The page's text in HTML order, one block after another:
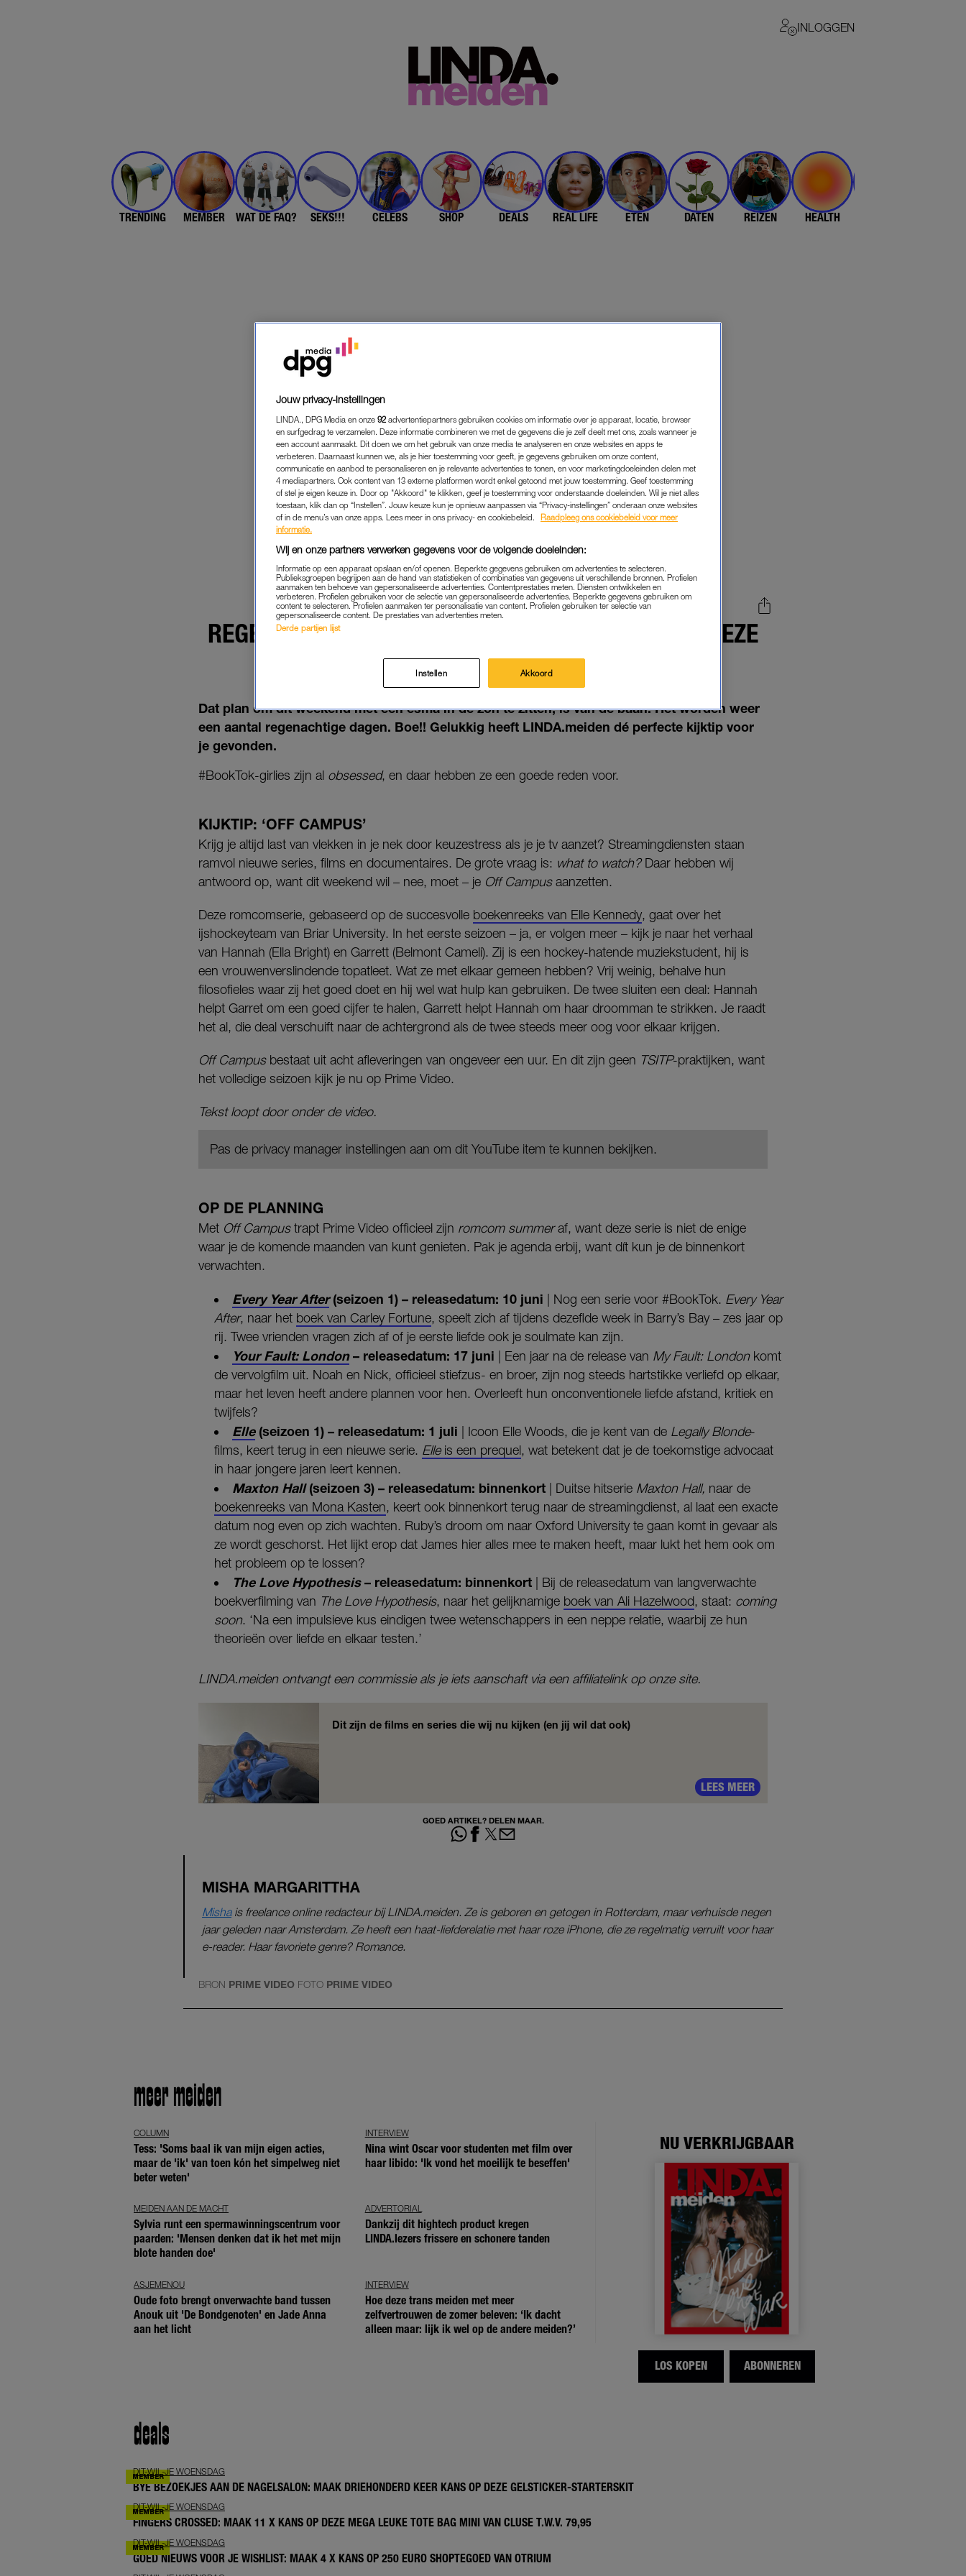
INLOGGEN
TRENDING MEMBER WAT DE FAQ? SEKS!!! CELEBS SHOP DEALS REAL LIFE ETEN DATEN REIZEN HEALTH
REGENACHTIG WEEKEND OP KOMST, MAAR MET DEZE
ROMCOMSERIE KOM JE DE TIJD WEL DOOR
TRENDING|MEIDEN TIPS
16-05-2026 MISHA MARGARITTHA
Dat plan om dit weekend met een esma in de zon te zitten, is van de baan. Het worden weer
een aantal regenachtige dagen. Boe!! Gelukkig heeft LINDA.meiden dé perfecte kijktip voor
je gevonden.
#BookTok-girlies zijn al obsessed, en daar hebben ze een goede reden voor.
KIJKTIP: ‘OFF CAMPUS’
Krijg je altijd last van vlekken in je nek door keuzestress als je je tv aanzet? Streamingdiensten staan
ramvol nieuwe series, films en documentaires. De grote vraag is: what to watch?Daar hebben wij
antwoord op, want dit weekend wil – nee, moet – je Off Campusaanzetten.
Deze romcomserie, gebaseerd op de succesvolle boekenreeks van Elle Kennedy, gaat over het
ijshockeyteam van Briar University. In het eerste seizoen – ja, er volgen meer – kijk je naar het verhaal
van Hannah (Ella Bright) en Garrett (Belmont Cameli). Zij is een hockey-hatende muziekstudent, hij is
een vrouwenverslindende topatleet. Wat ze met elkaar gemeen hebben? Vrij weinig, behalve hun
filosofieles waar zij het goed doet en hij wel wat hulp kan gebruiken. De twee sluiten een deal: Hannah
helpt Garret om een goed cijfer te halen, Garrett helpt Hannah om haar droomman te strikken. Je raadt
het al, die deal verschuift naar de achtergrond als de twee steeds meer oog voor elkaar krijgen.
Off Campusbestaat uit acht afleveringen van ongeveer een uur. En dit zijn geen TSITP-praktijken, want
het volledige seizoen kijk je nu op Prime Video.
Tekst loopt door onder de video.
Pas de privacy manager instellingen aan om dit YouTube item te kunnen bekijken.
OP DE PLANNING
Met Off Campustrapt Prime Video officieel zijn romcom summeraf, want deze serie is niet de enige
waar je de komende maanden van kunt genieten. Pak je agenda erbij, want dít kun je de binnenkort
verwachten.
Every Year After(seizoen 1) – releasedatum: 10 juni | Nog een serie voor #BookTok. Every Year
After, naar het boek van Carley Fortune, speelt zich af tijdens dezeflde week in Barry’s Bay – zes jaar op
rij. Twee vrienden vragen zich af of je eerste liefde ook je soulmate kan zijn.
Your Fault: London– releasedatum: 17 juni | Een jaar na de release van My Fault: Londonkomt
de vervolgfilm uit. Noah en Nick, officieel stiefzus- en broer, zijn nog steeds hartstikke verliefd op elkaar,
maar het leven heeft andere plannen voor hen. Overleeft hun onconventionele liefde afstand, kritiek en
twijfels?
Elle(seizoen 1) – releasedatum: 1 juli | Icoon Elle Woods, die je kent van de Legally Blonde-
films, keert terug in een nieuwe serie. Elleis een prequel, wat betekent dat je de toekomstige advocaat
in haar jongere jaren leert kennen.
Maxton Hall(seizoen 3) – releasedatum: binnenkort | Duitse hitserie Maxton Hall, naar de
boekenreeks van Mona Kasten, keert ook binnenkort terug naar de streamingdienst, al laat een exacte
datum nog even op zich wachten. Ruby’s droom om naar Oxford University te gaan komt in gevaar als
ze wordt geschorst. Het lijkt erop dat James hier alles mee te maken heeft, maar lukt het hem ook om
het probleem op te lossen?
The Love Hypothesis– releasedatum: binnenkort | Bij de releasedatum van langverwachte
boekverfilming van The Love Hypothesis, naar het gelijknamige boek van Ali Hazelwood, staat: coming
soon. ‘Na een impulsieve kus eindigen twee wetenschappers in een neppe relatie, waarbij ze hun
theorieën over liefde en elkaar testen.’
LINDA.meiden ontvangt een commissie als je iets aanschaft via een affiliatelink op onze site.
Dit zijn de films en series die wij nu kijken (en jij wil dat ook)
LEES MEER
GOED ARTIKEL? DELEN MAAR.
MISHA MARGARITTHA
Mishais freelance online redacteur bij LINDA.meiden. Ze is geboren en getogen in Rotterdam, maar verhuisde negen
jaar geleden naar Amsterdam. Ze heeft een haat-liefderelatie met haar roze iPhone, die ze regelmatig verruilt voor haar
e-reader. Haar favoriete genre? Romance.
BRON PRIME VIDEO FOTO PRIME VIDEO
meer meiden
COLUMN
Tess: 'Soms baal ik van mijn eigen acties,
maar de 'ik' van toen kón het simpelweg niet
beter weten'
INTERVIEW
Nina wint Oscar voor studenten met film over
haar libido: 'Ik vond het moeilijk te beseffen'
MEIDEN AAN DE MACHT
Sylvia runt een spermawinningscentrum voor
paarden: 'Mensen denken dat ik het met mijn
blote handen doe'
ADVERTORIAL
Dankzij dit hightech product kregen
LINDA.lezers frissere en schonere tanden
ASJEMENOU
Oude foto brengt onverwachte band tussen
Anouk uit 'De Bondgenoten' en Jade Anna
aan het licht
INTERVIEW
Hoe deze trans meiden met meer
zelfvertrouwen de zomer beleven: ‘Ik dacht
alleen maar: lijk ik wel op de andere meiden?’
NU VERKRIJGBAAR
LOS KOPEN ABONNEREN
deals
DIT-WIL-JE WOENSDAG
BYE BEZOEKJES AAN DE NAGELSALON: MAAK DRIEHONDERD KEER KANS OP DEZE GELSTICKER-STARTERSKIT
DIT-WIL-JE WOENSDAG
FINGERS CROSSED: MAAK 11 X KANS OP DEZE MEGA LEUKE TOTE BAG MINI VAN CLUSE T.W.V. 79,95
DIT-WIL-JE WOENSDAG
GOED NIEUWS VOOR JE WISHLIST: MAAK 4 X KANS OP 250 EURO SHOPTEGOED VAN OTRIUM
Jouw privacy-instellingen
LINDA., DPG Media en onze 92 advertentiepartners gebruiken cookies om informatie over je apparaat, locatie, browser
en surfgedrag te verzamelen. Deze informatie combineren we met de gegevens die je zelf deelt met ons, zoals wanneer je
een account aanmaakt. Dit doen we om het gebruik van onze media te analyseren en onze websites en apps te
verbeteren. Daarnaast kunnen we, als je hier toestemming voor geeft, je gegevens gebruiken om onze content,
communicatie en aanbod te personaliseren en je relevante advertenties te tonen, en voor marketingdoeleinden delen met
4 mediapartners. Ook content van 13 externe platformen wordt enkel getoond met jouw toestemming. Geef toestemming
of stel je eigen keuze in. Door op "Akkoord" te klikken, geef je toestemming voor onderstaande doeleinden. Wil je niet alles
toestaan, klik dan op “Instellen”. Jouw keuze kun je opnieuw aanpassen via “Privacy-instellingen” onderaan onze websites
of in de menu’s van onze apps. Lees meer in ons privacy- en cookiebeleid.
Raadpleeg ons cookiebeleid voor meer
informatie.
Wij en onze partners verwerken gegevens voor de volgende doeleinden:
Informatie op een apparaat opslaan en/of openen. Beperkte gegevens gebruiken om advertenties te selecteren.
Publieksgroepen begrijpen aan de hand van statistieken of combinaties van gegevens uit verschillende bronnen. Profielen
aanmaken ten behoeve van gepersonaliseerde advertenties. Contentprestaties meten. Diensten ontwikkelen en
verbeteren. Profielen gebruiken voor de selectie van gepersonaliseerde advertenties. Beperkte gegevens gebruiken om
content te selecteren. Profielen aanmaken ter personalisatie van content. Profielen gebruiken ter selectie van
gepersonaliseerde content. De prestaties van advertenties meten.
Derde partijen lijst
Instellen Akkoord